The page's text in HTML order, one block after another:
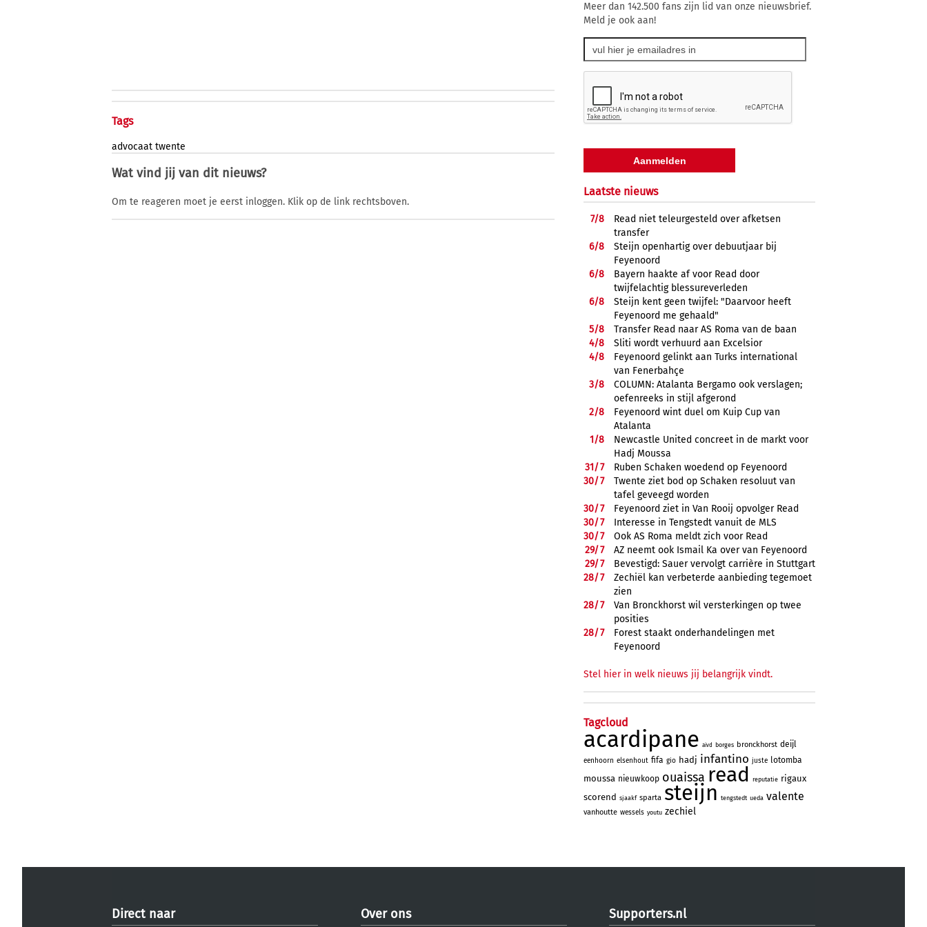
Tags
advocaat twente
Wat vind jij van dit nieuws?
Om te reageren moet je eerst inloggen. Klik op de link rechtsboven.
Meer dan 142.500 fans zijn lid van onze nieuwsbrief.
Meld je ook aan!
Laatste nieuws
7/8
Read niet teleurgesteld over afketsen
transfer
6/8
Steijn openhartig over debuutjaar bij
Feyenoord
6/8
Bayern haakte af voor Read door
twijfelachtig blessureverleden
6/8
Steijn kent geen twijfel: "Daarvoor heeft
Feyenoord me gehaald"
5/8
Transfer Read naar AS Roma van de baan
4/8
Sliti wordt verhuurd aan Excelsior
4/8
Feyenoord gelinkt aan Turks international
van Fenerbahçe
3/8
COLUMN: Atalanta Bergamo ook verslagen;
oefenreeks in stijl afgerond
2/8
Feyenoord wint duel om Kuip Cup van
Atalanta
1/8
Newcastle United concreet in de markt voor
Hadj Moussa
31/7
Ruben Schaken woedend op Feyenoord
30/7
Twente ziet bod op Schaken resoluut van
tafel geveegd worden
30/7
Feyenoord ziet in Van Rooij opvolger Read
30/7
Interesse in Tengstedt vanuit de MLS
30/7
Ook AS Roma meldt zich voor Read
29/7
AZ neemt ook Ismail Ka over van Feyenoord
29/7
Bevestigd: Sauer vervolgt carrière in Stuttgart
28/7
Zechiël kan verbeterde aanbieding tegemoet
zien
28/7
Van Bronckhorst wil versterkingen op twee
posities
28/7
Forest staakt onderhandelingen met
Feyenoord
Stel hier in welk nieuws jij belangrijk vindt.
Tagcloud
acardipane aivd borges bronckhorst deijl
eenhoorn elsenhout fifa gio hadj infantino juste lotomba
moussa nieuwkoop ouaissa read reputatie rigaux
scorend sjaakf sparta steijn tengstedt ueda valente
vanhoutte wessels youtu zechiel
Direct naar Over ons Supporters.nl